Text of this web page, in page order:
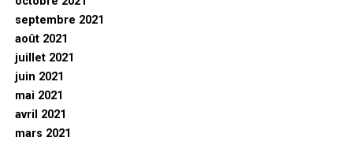
septembre 2021
août 2021
juillet 2021
juin 2021
mai 2021
avril 2021
mars 2021